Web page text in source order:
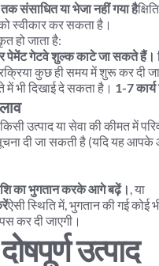
संसाधित या भेजा नहीं गया है
स्वीकार कर सकता है।
हो जाता है:
पेमेंट गेटवे शुल्क काटे जा सकते हैं।
कुछ ही समय में शुरू कर दी
भी दिखाई दे सकता है। 1-7
उत्पाद या सेवा की कीमत में
दी जा सकती है (यदि यह आपके
का भुगतान करके आगे बढ़ें। , या
ऐसी स्थिति में, भुगतान की गई कोई
कर दी जाएगी।
उत्पाद